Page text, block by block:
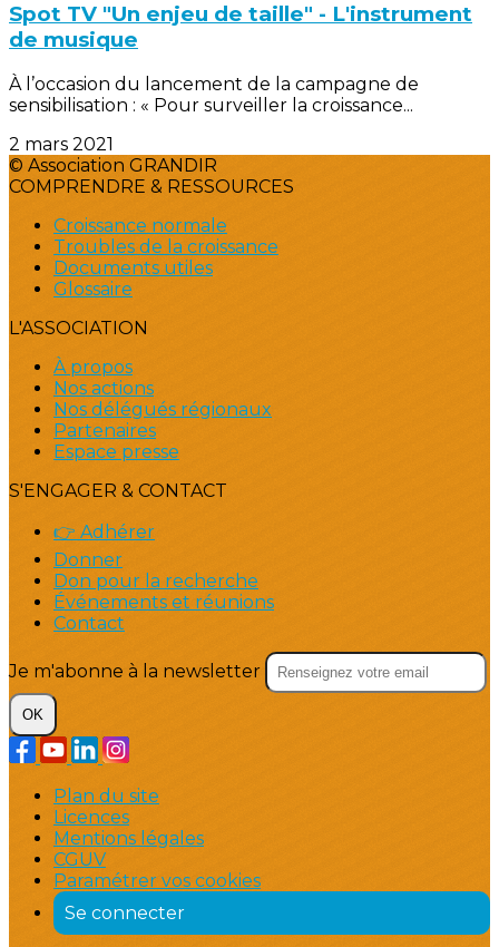
Spot TV "Un enjeu de taille" - L'instrument
de musique
À l’occasion du lancement de la campagne de
sensibilisation : « Pour surveiller la croissance...
2 mars 2021
© Association GRANDIR
COMPRENDRE & RESSOURCES
Croissance normale
Troubles de la croissance
Documents utiles
Glossaire
L'ASSOCIATION
À propos
Nos actions
Nos délégués régionaux
Partenaires
Espace presse
S'ENGAGER & CONTACT
👉 Adhérer
Donner
Don pour la recherche
Événements et réunions
Contact
Je m'abonne à la newsletter
OK
Plan du site
Licences
Mentions légales
CGUV
Paramétrer vos cookies
Se connecter